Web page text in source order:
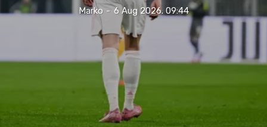
Marko - 6 Aug 2026. 09:44